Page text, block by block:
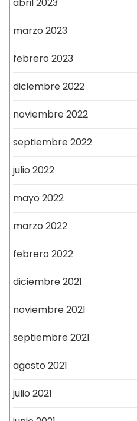
marzo 2023
febrero 2023
diciembre 2022
noviembre 2022
septiembre 2022
julio 2022
mayo 2022
marzo 2022
febrero 2022
diciembre 2021
noviembre 2021
septiembre 2021
agosto 2021
julio 2021